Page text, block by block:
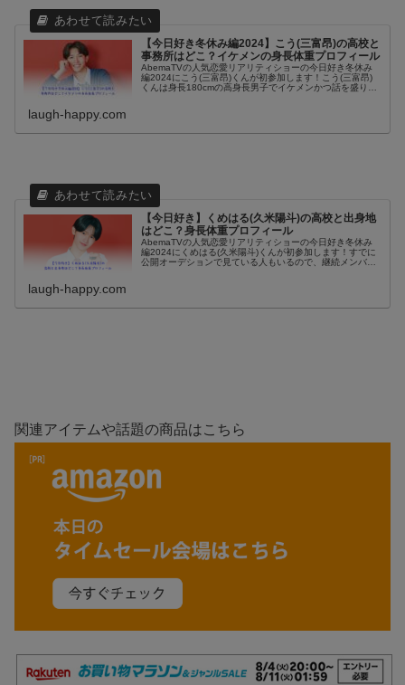
【今日好き冬休み編2024】こう(三富昂)の高校と
事務所はどこ？イケメンの身長体重プロフィール
AbemaTVの人気恋愛リアリティショーの今日好き冬休み
編2024にこう(三富昂)くんが初参加します！こう(三富昂)
くんは身長180cmの高身長男子でイケメンかつ話を盛り上
laugh-happy.com
【今日好き】くめはる(久米陽斗)の高校と出身地
はどこ？身長体重プロフィール
AbemaTVの人気恋愛リアリティショーの今日好き冬休み
編2024にくめはる(久米陽斗)くんが初参加します！すでに
公開オーデションで見ている人もいるので、継続メンバー
laugh-happy.com
関連アイテムや話題の商品はこちら